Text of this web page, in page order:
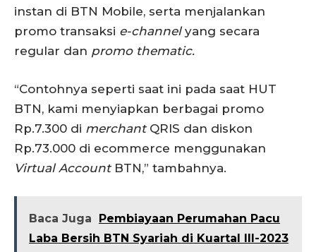
instan di BTN Mobile, serta menjalankan
promo transaksi e-channelyang secara
regular dan promo thematic.
“Contohnya seperti saat ini pada saat HUT
BTN, kami menyiapkan berbagai promo
Rp.7.300 di merchantQRIS dan diskon
Rp.73.000 di ecommerce menggunakan
Virtual AccountBTN,” tambahnya.
Baca Juga
Pembiayaan Perumahan Pacu
Laba Bersih BTN Syariah di Kuartal III-2023